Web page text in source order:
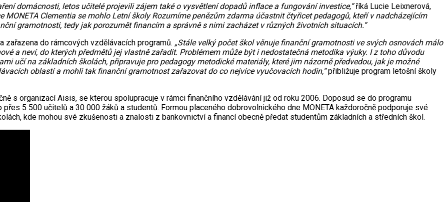
domácnosti, letos učitelé projevili zájem také o vysvětlení dopadů inflace a fungování investice,“říká Lucie Leixnerová,
MONETA Clementia se mohlo Letní školy Rozumíme penězům zdarma účastnit čtyřicet pedagogů, kteří v nadcházejícím
gramotnosti, tedy jak porozumět financím a správně s nimi zacházet v různých životních situacích.“
do rámcových vzdělávacích programů. „Stále velký počet škol věnuje finanční gramotnosti ve svých osnovách málo
a neví, do kterých předmětů jej vlastně zařadit. Problémem může být i nedostatečná metodika výuky. I z toho důvodu
učí na základních školách, připravuje pro pedagogy metodické materiály, které jim názorně předvedou, jak je možné
oblastí a mohli tak finanční gramotnost zařazovat do co nejvíce vyučovacích hodin,“přibližuje program letošní školy
s organizací Aisis, se kterou spolupracuje v rámci finančního vzdělávání již od roku 2006. Doposud se do programu
5 500 učitelů a 30 000 žáků a studentů. Formou placeného dobrovolnického dne MONETA každoročně podporuje své
kde mohou své zkušenosti a znalosti z bankovnictví a financí obecně předat studentům základních a středních škol.